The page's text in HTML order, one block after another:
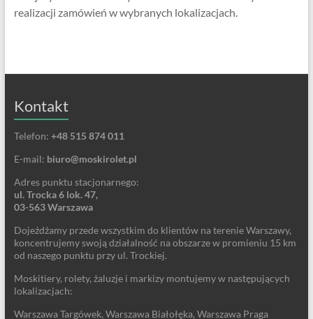
realizacji zamówień w wybranych lokalizacjach.
Kontakt
Telefon: +48 515 874 011
E-mail: biuro@moskirolet.pl
Adres punktu stacjonarnego:
ul. Trocka 6 lok. 47,
03-563 Warszawa
Dojeżdżamy przede wszystkim do klientów na terenie Warszawy,
koncentrujemy swoją działalność na obszarze w promieniu 15 km
od naszego punktu przy ul. Trockiej.
Moskitiery, rolety, żaluzje i markizy montujemy w następujących
lokalizacjach:
Warszawa Targówek, Warszawa Białołęka, Warszawa Praga